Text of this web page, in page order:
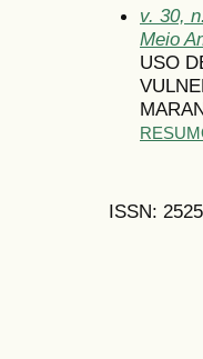
v. 30,
Meio
USO
ISSN: